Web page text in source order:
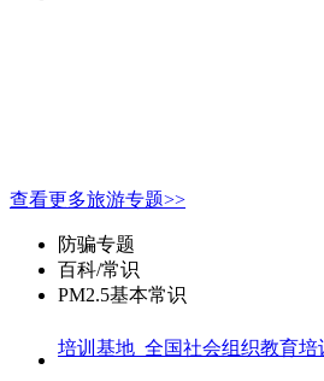
查看更多旅游专题>>
防骗专题
百科/常识
PM2.5基本常识
培训基地_全国社会组织教育培